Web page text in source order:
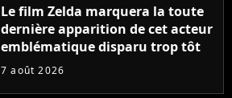
Le film Zelda marquera la toute
dernière apparition de cet acteur
emblématique disparu trop tôt
7 août 2026